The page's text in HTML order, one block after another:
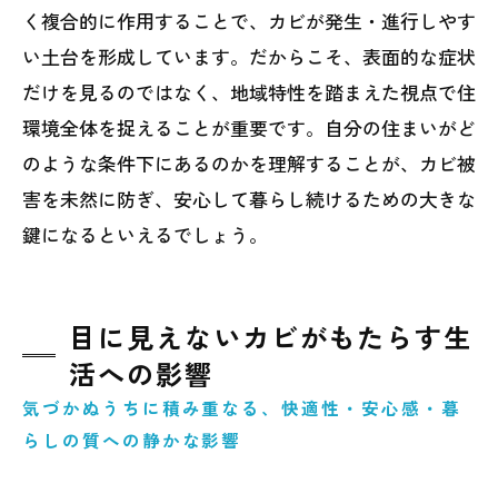
く複合的に作用することで、カビが発生・進行しやす
い土台を形成しています。だからこそ、表面的な症状
だけを見るのではなく、地域特性を踏まえた視点で住
環境全体を捉えることが重要です。自分の住まいがど
のような条件下にあるのかを理解することが、カビ被
害を未然に防ぎ、安心して暮らし続けるための大きな
鍵になるといえるでしょう。
目に見えないカビがもたらす生
活への影響
気づかぬうちに積み重なる、快適性・安心感・暮
らしの質への静かな影響